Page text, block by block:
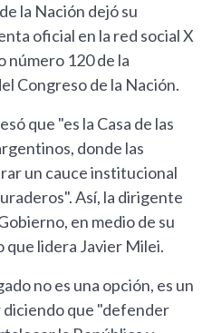
la Nación dejó su
oficial en la red social X
número 120 de la
Congreso de la Nación.
que "es la Casa de las
donde las
un cauce institucional
Así, la dirigente
en medio de su
que lidera Javier Milei.
no es una opción, es un
diciendo que "defender